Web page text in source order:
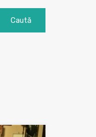
după: